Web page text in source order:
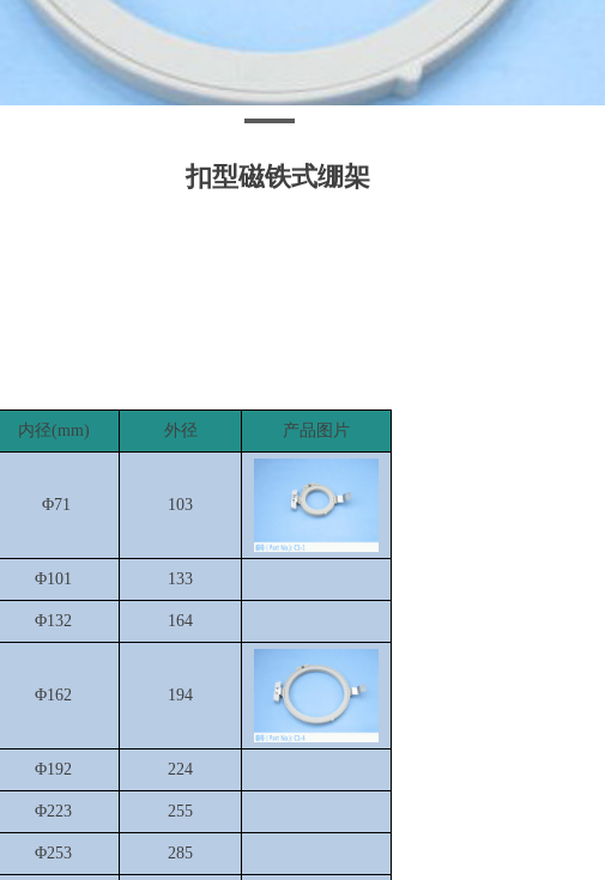
扣型磁铁式绷架
内径(mm) 外径 产品图片
Φ71 103
Φ101 133
Φ132 164
Φ162 194
Φ192 224
Φ223 255
Φ253 285